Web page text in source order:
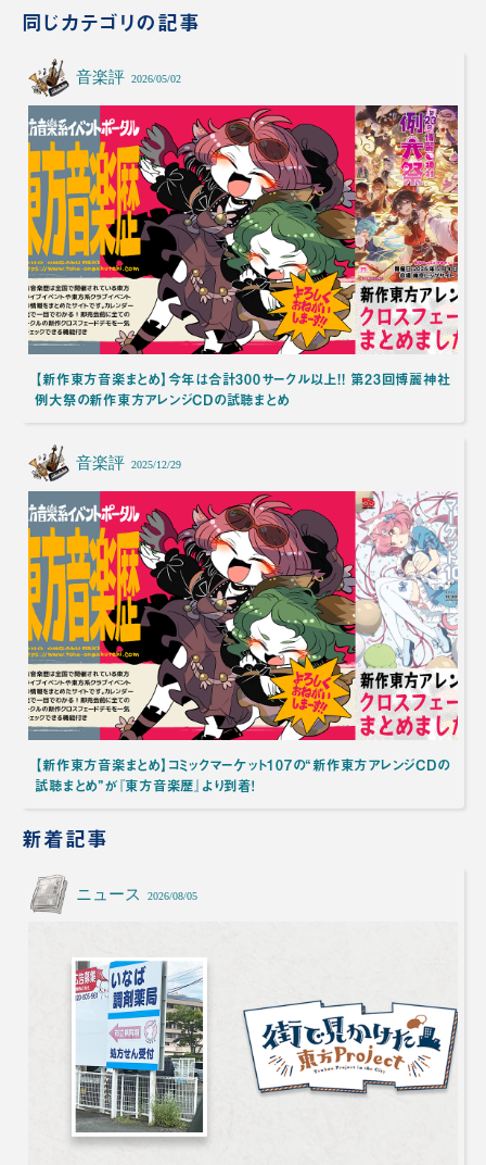
同じカテゴリの記事
音楽評 2026/05/02
【新作東方音楽まとめ】今年は合計300サークル以上!! 第23回博麗神社
例大祭の新作東方アレンジCDの試聴まとめ
音楽評 2025/12/29
【新作東方音楽まとめ】コミックマーケット107の“新作東方アレンジCDの
試聴まとめ”が『東方音楽歴』より到着！
新着記事
ニュース 2026/08/05